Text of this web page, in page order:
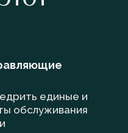
единые и
обслуживания